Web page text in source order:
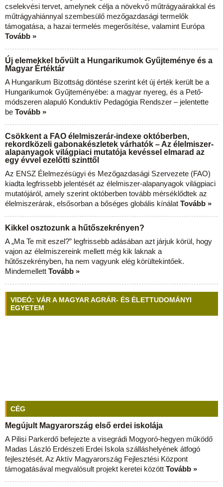
cselekvési tervet, amelynek célja a növekvő műtrágyaárakkal és
műtrágyahiánnyal szembesülő mezőgazdasági termelők
támogatása, a hazai termelés megerősítése, valamint Európa
Tovább »
Új elemekkel bővült a Hungarikumok Gyűjteménye és a
Magyar Értéktár
A Hungarikum Bizottság döntése szerint két új érték került be a
Hungarikumok Gyűjteményébe: a magyar nyereg, és a Pető-
módszeren alapuló Konduktív Pedagógia Rendszer – jelentette
be Tovább »
Csökkent a FAO élelmiszerár-indexe októberben,
rekordközeli gabonakészletek várhatók – Az élelmiszer-
alapanyagok világpiaci mutatója kevéssel elmarad az
egy évvel ezelőtti szinttől
Az ENSZ Élelmezésügyi és Mezőgazdasági Szervezete (FAO)
kiadta legfrissebb jelentését az élelmiszer-alapanyagok világpiaci
mutatójáról, amely szerint októberben tovább mérséklődtek az
élelmiszerárak, elsősorban a bőséges globális kínálat Tovább »
Kikkel osztozunk a hűtőszekrényen?
A „Ma Te mit eszel?” legfrissebb adásában azt járjuk körül, hogy
vajon az élelmiszereink mellett még kik laknak a
hűtőszekrényben, ha nem vagyunk elég körültekintőek.
Mindemellett Tovább »
VIDEÓ: VÁR A MAGYAR AGRÁR- ÉS ÉLETTUDOMÁNYI
EGYETEM
CÉG
Megújult Magyarország első erdei iskolája
A Pilisi Parkerdő befejezte a visegrádi Mogyoró-hegyen működő
Madas László Erdészeti Erdei Iskola szálláshelyének átfogó
fejlesztését. Az Aktív Magyarország Fejlesztési Központ
támogatásával megvalósult projekt keretei között Tovább »